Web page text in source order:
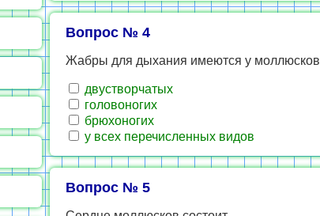
Вопрос № 4
Жабры для дыхания имеются у моллюсков
двустворчатых
головоногих
брюхоногих
у всех перечисленных видов
Вопрос № 5